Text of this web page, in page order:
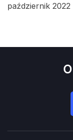
październik 2022